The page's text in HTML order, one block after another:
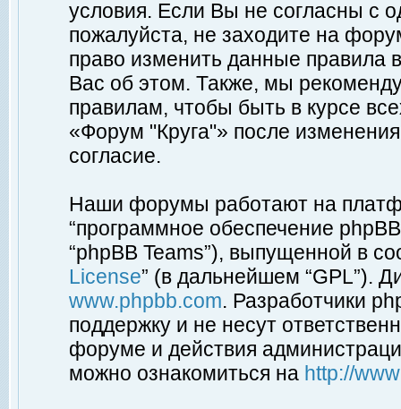
условия. Если Вы не согласны с
пожалуйста, не заходите на
право изменить данные правила
Вас об этом. Также, мы
правилам, чтобы быть в курсе
«Форум "Круга"» после
согласие.
Наши форумы работают на
“программное обеспечение
“phpBB Teams”), выпущенной в
License” (в дальнейшем “GPL”).
www.phpbb.com. Разработчики
поддержку и не несут
форуме и действия
можно ознакомиться на http://